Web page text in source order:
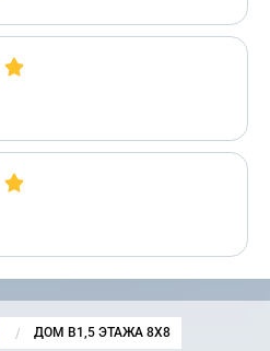
CURRENT:
ДОМ В1,5 ЭТАЖА 8Х8